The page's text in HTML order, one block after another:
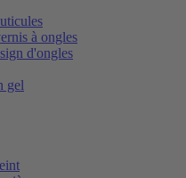
à ongles
d'ongles
gel